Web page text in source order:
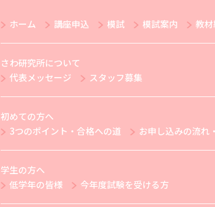
ホーム 講座申込 模試 模試案内 教
さわ研究所について
代表メッセージ
スタッフ募集
初めての方へ
3つのポイント・合格への道
お申し込みの流れ
学生の方へ
低学年の皆様
今年度試験を受ける方